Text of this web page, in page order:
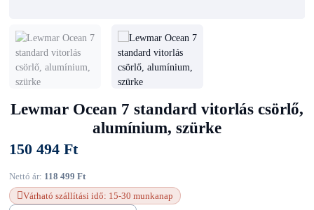
Lewmar Ocean 7 standard vitorlás csörlő,
alumínium, szürke
150 494 Ft
Nettó ár: 118 499 Ft
Várható szállítási idő: 15-30 munkanap